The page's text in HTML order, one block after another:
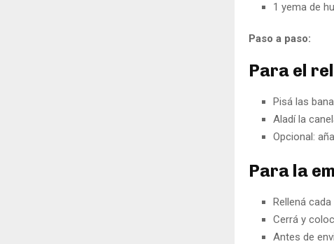
1 yema de
Paso a paso:
Para el
Pisá las
Aladí la
Opcional:
Para la
Rellená
Cerrá y
Antes de